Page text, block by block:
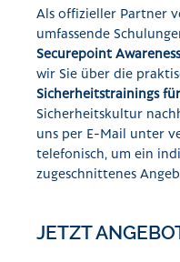
Als offizieller Partner
umfassende
Securepoint
wir Sie über die
Sicherheitstrainings
Sicherheitskultur
uns per E-Mail unter
telefonisch, um ein
zugeschnittenes
JETZT